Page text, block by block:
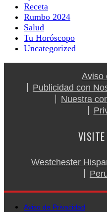
Receta
Rumbo 2024
Salud
Tu Horóscopo
Uncategorized
Aviso
Publicidad con
Nuestra
Westchester
Aviso de Privacidad